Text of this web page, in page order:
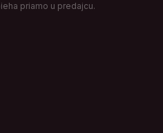
priamo u predajcu.